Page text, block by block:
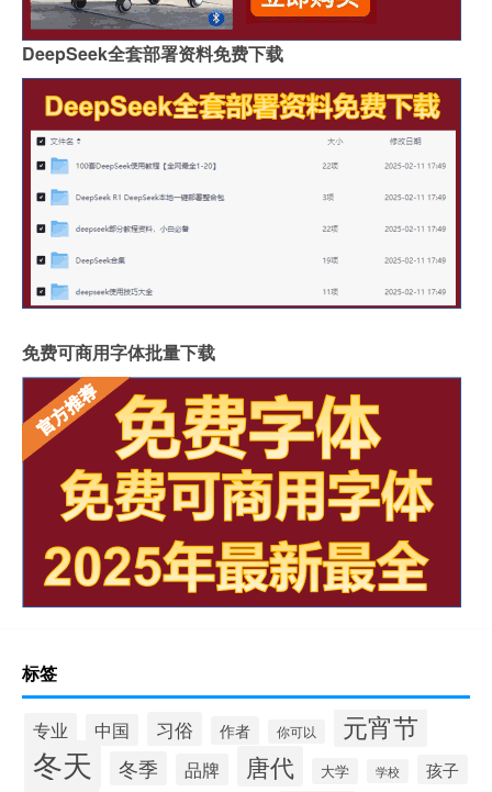
DeepSeek全套部署资料免费下载
免费可商用字体批量下载
标签
专业 中国 习俗 作者 你可以 元宵节
冬天 冬季 品牌 唐代 大学 学校 孩子